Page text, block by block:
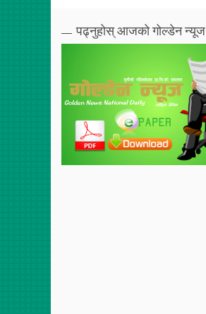
पढ्नुहोस् आजको गोल्डेन न्यूज